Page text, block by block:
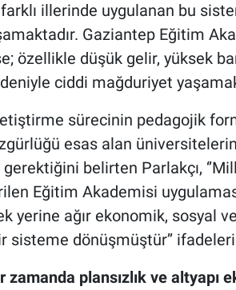
farklı illerinde uygulanan bu
Gaziantep Eğitim
özellikle düşük gelir, yüksek
ciddi mağduriyet
sürecinin pedagojik
esas alan
belirten Parlakçı,
Eğitim Akademisi
yerine ağır ekonomik, sosyal
sisteme dönüşmüştür’’
zamanda plansızlık ve altyapı